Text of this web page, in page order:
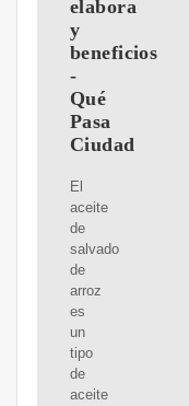
elabora
y
beneficios
-
Qué
Pasa
Ciudad
El
aceite
de
salvado
de
arroz
es
un
tipo
de
aceite